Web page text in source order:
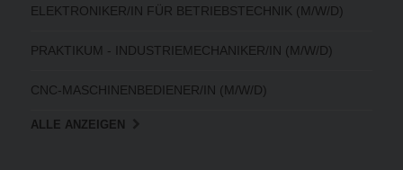
ELEKTRONIKER/IN FÜR BETRIEBSTECHNIK (M/W/D)
PRAKTIKUM - INDUSTRIEMECHANIKER/IN (M/W/D)
CNC-MASCHINENBEDIENER/IN (M/W/D)
ALLE ANZEIGEN